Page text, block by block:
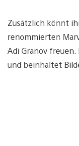
Zusätzlich könnt
renommierten
Adi Granov
und beinhaltet